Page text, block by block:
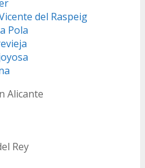
del Raspeig
Pola
Alicante
Rey